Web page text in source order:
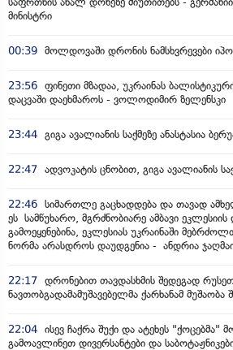
მინისტრი
00:39 მოლდოვაში დრონის ნამსხვრევები
23:56 ფინეთი მზადაა, უკრაინას
დაცვაში დაეხმაროს - ვოლოდიმირ ზელენსკი
23:44 გიგა ავალიანის საქმეზე ანასტასია
22:47 ადვოკატის ცნობით, გიგა ავალიანის
22:46 სიმართლე გაცხადდება და თავად
ეს სამწუხარო, მგრძნობიარე ამბავი ეკლესიის
გამოეყენებინა, ეკლესიას უკრაინაში
ნორმა არასდროს დაუდგენია - ანდრია
22:17 დრონებით თავდასხმის შედეგად
ნავთობგადამამუშავებელმა ქარხანამ მუშაობა
22:04 ისევ ჩაქრა შუქი და ატეხეს "ქოცებმა"
გამოავლინეთ დივერსანტები და